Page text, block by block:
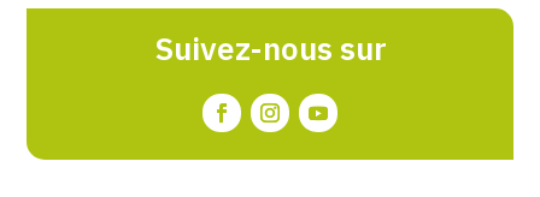
Suivez-nous sur